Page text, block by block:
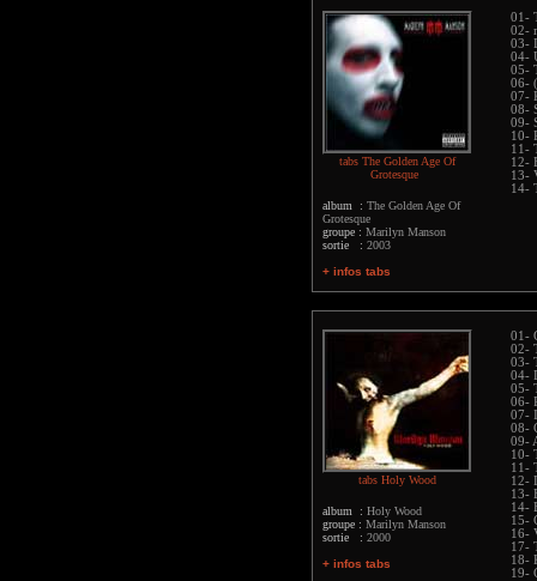
tabs The Golden Age Of
Grotesque
album : The Golden Age Of
Grotesque
groupe : Marilyn Manson
sortie : 2003
+ infos tabs
01-
02-
03-
04-
05-
06-
07-
08-
09-
10-
11-
12-
13-
14-
tabs Holy Wood
album : Holy Wood
groupe : Marilyn Manson
sortie : 2000
+ infos tabs
01-
02-
03-
04-
05-
06-
07-
08-
09-
10-
11-
12-
13-
14-
15-
16-
17-
18-
19-